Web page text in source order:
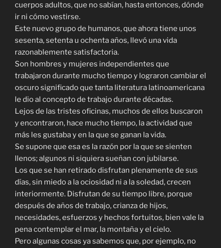
cuerpos adultos, que no sabían, hasta entonces, dónde
ir ni cómo vestirse.
Este nuevo grupo de humanos, que ahora tiene unos
sesenta, setenta u ochenta años, llevó una vida
razonablemente satisfactoria.
Son hombres y mujeres independientes que
trabajaron durante mucho tiempo y lograron cambiar el
oscuro significado que tanta literatura latinoamericana
le dio al concepto de trabajo durante décadas.
Lejos de las tristes oficinas, muchos de ellos buscaron
y encontraron, hace mucho tiempo, la actividad que
más les gustaba y en la que se ganan la vida.
Se supone que esa es la razón por la que se sienten
llenos; algunos ni siquiera sueñan con jubilarse.
Los que se han retirado disfrutan plenamente de sus
días, sin miedo a la ociosidad ni a la soledad, crecen
interiormente. Disfrutan de su tiempo libre, porque
después de años de trabajo, crianza de hijos,
necesidades, esfuerzos y hechos fortuitos, bien vale la
pena contemplar el mar, la montaña y el cielo.
Pero algunas cosas ya sabemos que, por ejemplo, no